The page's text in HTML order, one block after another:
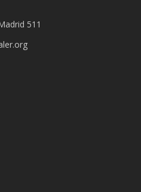
511